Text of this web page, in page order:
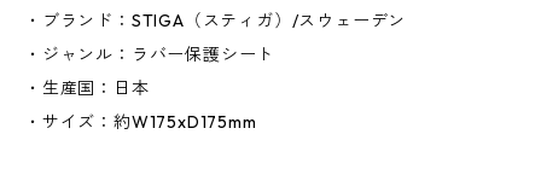
・ブランド：STIGA（スティガ）/スウェーデン
・ジャンル：ラバー保護シート
・生産国：日本
・サイズ：約W175xD175mm